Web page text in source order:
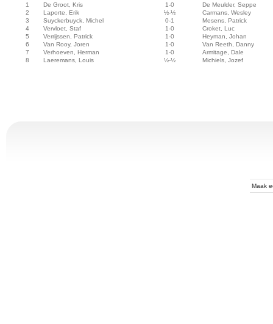
1
De Groot, Kris 1-0
De Meulder, Seppe
2
Laporte, Erik ½-½
Carmans, Wesley
3
Suyckerbuyck, Michel 0-1
Mesens, Patrick
4
Vervloet, Staf 1-0
Croket, Luc
5
Verrijssen, Patrick 1-0
Heyman, Johan
6
Van Rooy, Joren 1-0
Van Reeth, Danny
7
Verhoeven, Herman 1-0
Armitage, Dale
8
Laeremans, Louis ½-½ Michiels, Jozef
Maak